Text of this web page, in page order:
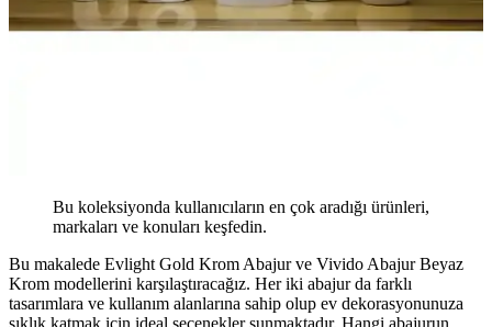
Bu koleksiyonda kullanıcıların en çok aradığı ürünleri,
markaları ve konuları keşfedin.
Bu makalede Evlight Gold Krom Abajur ve Vivido Abajur Beyaz
Krom modellerini karşılaştıracağız. Her iki abajur da farklı
tasarımlara ve kullanım alanlarına sahip olup ev dekorasyonunuza
şıklık katmak için ideal seçenekler sunmaktadır. Hangi abajurun